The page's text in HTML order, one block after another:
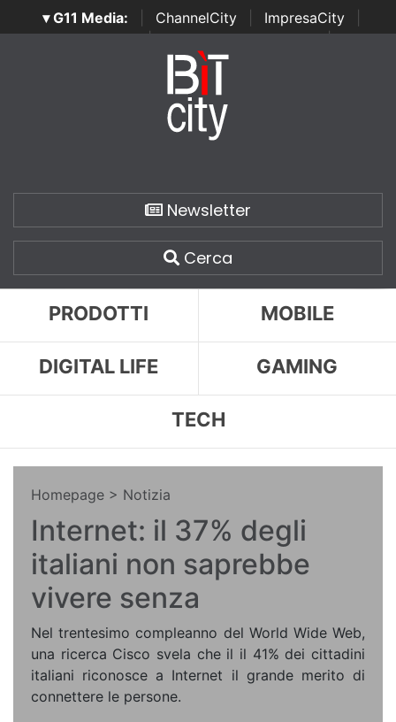
▾ G11 Media: ChannelCity ImpresaCity
SecurityOpenLab | Italian Channel Awards | Italian
Italian Security Awards
Newsletter
Cerca
PRODOTTI MOBILE
DIGITAL LIFE GAMING
TECH
Homepage > Notizia
Internet: il 37% degli
italiani non saprebbe
vivere senza
Nel trentesimo compleanno del World Wide Web,
una ricerca Cisco svela che il il 41% dei cittadini
italiani riconosce a Internet il grande merito di
connettere le persone.